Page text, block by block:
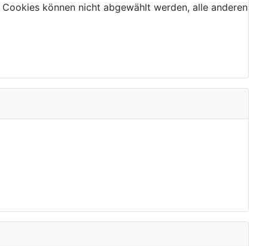
können nicht abgewählt werden, alle anderen